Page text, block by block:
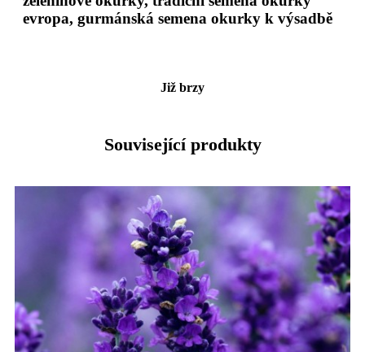
evropa, gurmánská semena okurky k výsadbě
Již brzy
Související produkty